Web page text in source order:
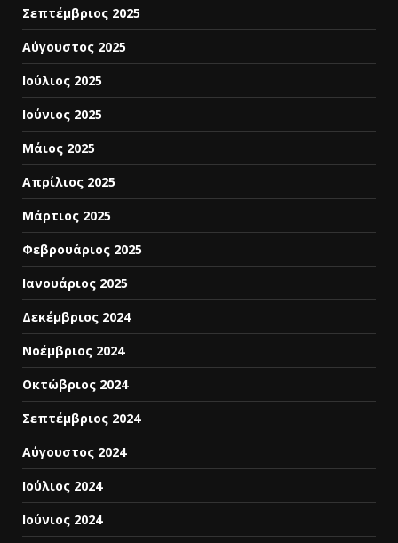
Σεπτέμβριος 2025
Αύγουστος 2025
Ιούλιος 2025
Ιούνιος 2025
Μάιος 2025
Απρίλιος 2025
Μάρτιος 2025
Φεβρουάριος 2025
Ιανουάριος 2025
Δεκέμβριος 2024
Νοέμβριος 2024
Οκτώβριος 2024
Σεπτέμβριος 2024
Αύγουστος 2024
Ιούλιος 2024
Ιούνιος 2024